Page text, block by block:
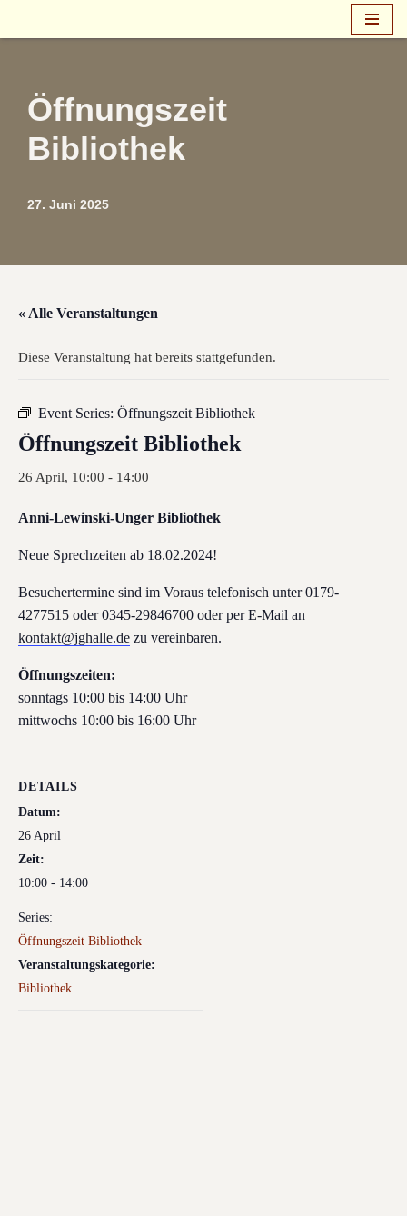
springen
Öffnungszeit
Bibliothek
27. Juni 2025
« Alle Veranstaltungen
Diese Veranstaltung hat bereits stattgefunden.
Event Series: Öffnungszeit Bibliothek
Öffnungszeit Bibliothek
26 April, 10:00 - 14:00
Anni-Lewinski-Unger Bibliothek
Neue Sprechzeiten ab 18.02.2024!
Besuchertermine sind im Voraus telefonisch unter 0179-
4277515 oder 0345-29846700 oder per E-Mail an
kontakt@jghalle.de zu vereinbaren.
Öffnungszeiten:
sonntags 10:00 bis 14:00 Uhr
mittwochs 10:00 bis 16:00 Uhr
DETAILS
Datum:
26 April
Zeit:
10:00 - 14:00
Series:
Öffnungszeit Bibliothek
Veranstaltungskategorie:
Bibliothek